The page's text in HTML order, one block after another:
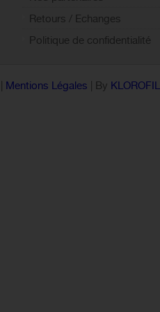
Retours / Echanges
Politique de confidentialité
Mentions Légales | By